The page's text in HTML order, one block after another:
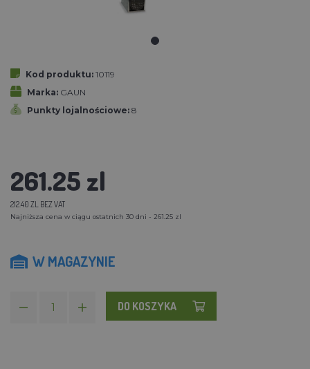
Kod produktu: 10119
Marka: GAUN
Punkty lojalnościowe: 8
261.25 zl
212.40 ZL BEZ VAT
Najniższa cena w ciągu ostatnich 30 dni - 261.25 zl
W MAGAZYNIE
DO KOSZYKA